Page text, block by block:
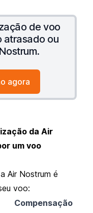
de voo
atrasado ou
agora
da Air
um voo
Air Nostrum é
voo:
Compensação